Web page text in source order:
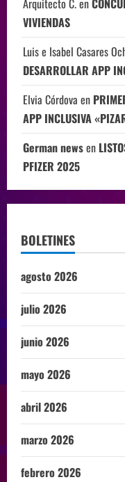
Arquitecto C.en
VIVIENDAS
Luis e Isabel Casares
DESARROLLAR APP
Elvia Córdova en
APP INCLUSIVA
German newsen
PFIZER 2025
BOLETINES
agosto 2026
julio 2026
junio 2026
mayo 2026
abril 2026
marzo 2026
febrero 2026